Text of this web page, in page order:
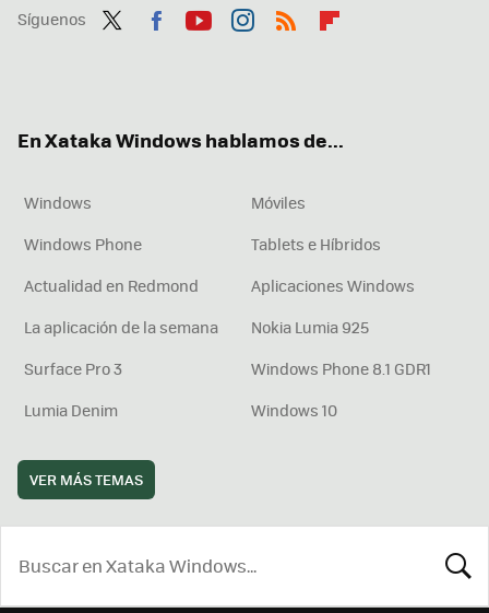
Síguenos
En Xataka Windows hablamos de...
Windows
Móviles
Windows Phone
Tablets e Híbridos
Actualidad en Redmond
Aplicaciones Windows
La aplicación de la semana
Nokia Lumia 925
Surface Pro 3
Windows Phone 8.1 GDR1
Lumia Denim
Windows 10
VER MÁS TEMAS